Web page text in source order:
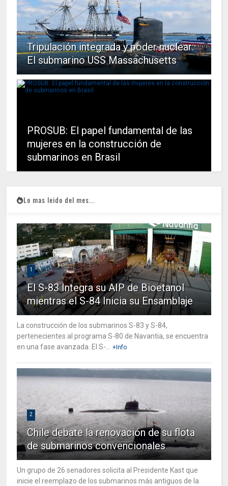
Tripulación integrada y poder nuclear:
El submarino USS Massachusetts
PROSUB: El papel fundamental de las
mujeres en la construcción de
submarinos en Brasil
Lo mas leido del mes...
1
El S-83 Integra su AIP de Bioetanol
mientras el S-84 Inicia su Ensamblaje
La construcción de los submarinos S-83 y S-84,
pertenecientes al programa S-80 de Navantia, se encuentra
en una fase avanzada. El S-...
+Info
2
Chile debate la renovación de su flota
de submarinos convencionales
Un grupo de 26 senadores solicita al Presidente Kast que
inicie el reemplazo de los submarinos más antiguos de la